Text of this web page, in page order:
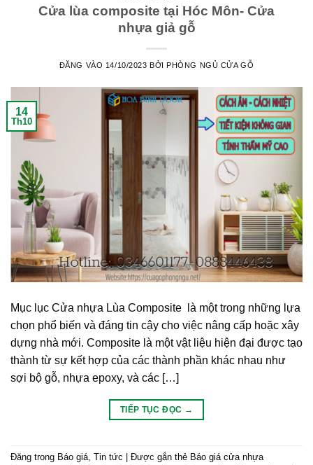
Cửa lùa composite tại Hóc Môn- Cửa
nhựa giả gỗ
ĐĂNG VÀO 14/10/2023 BỞI PHÒNG NGỦ CỬA GỖ
14
Th10
Mục lục Cửa nhựa Lùa Composite là một trong những lựa
chọn phổ biến và đáng tin cậy cho việc nâng cấp hoặc xây
dựng nhà mới. Composite là một vật liệu hiện đại được tạo
thành từ sự kết hợp của các thành phần khác nhau như
sợi bộ gỗ, nhựa epoxy, và các […]
TIẾP TỤC ĐỌC →
Đăng trong Báo giá, Tin tức Được gắn thẻ Báo giá cửa nhựa